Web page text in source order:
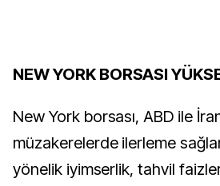
NEW YORK BORSASI
New York borsası, ABD ile
müzakerelerde ilerleme
yönelik iyimserlik, tahvil